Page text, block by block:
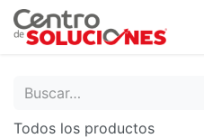
Todos los productos